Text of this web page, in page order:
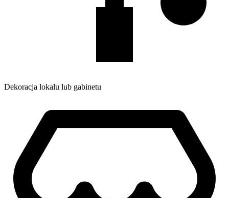
Dekoracja lokalu lub gabinetu